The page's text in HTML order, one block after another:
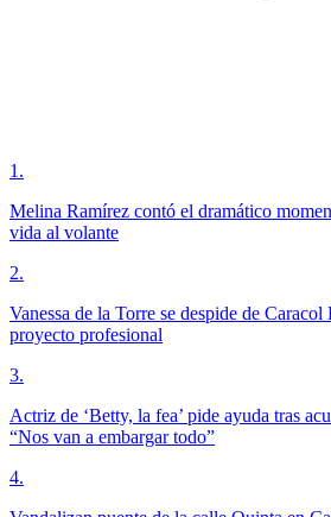
1 .
Melina Ramírez contó el dramático
vida al volante
2.
Vanessa de la Torre se despide de
proyecto profesional
3.
Actriz de ‘Betty, la fea’ pide ayuda tras
“Nos van a embargar todo”
4.